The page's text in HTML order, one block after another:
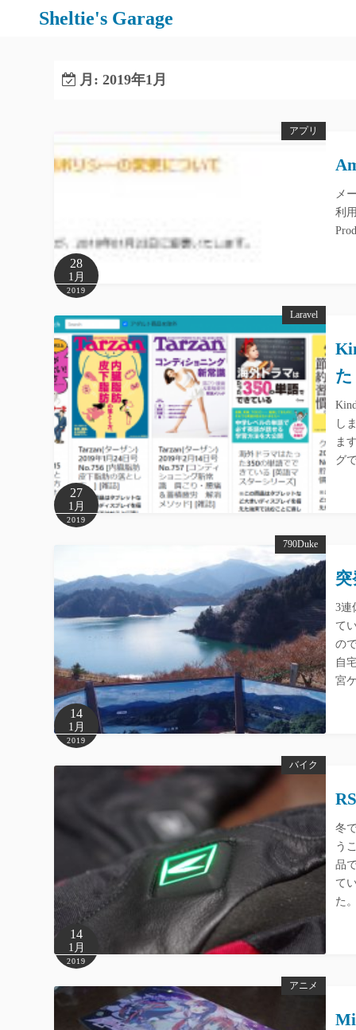
Sheltie's Garage
月: 2019年1月
アプリ
28
1月
2019
メ
利
Laravel
27
1月
2019
た
し
ま
グ
790Duke
14
1月
2019
3連
て
の
自
宮
バイク
14
1月
2019
冬
う
品
て
た
アニメ